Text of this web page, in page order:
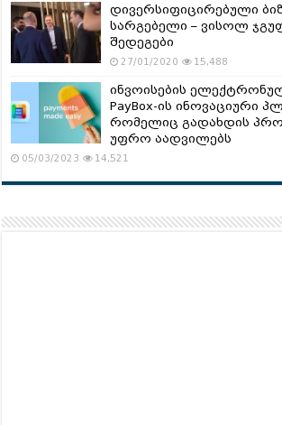
დივერსიფიცირებული
სარგებელი – ვისოლ
შედეგები
27/01/2020 15,488
ინვოისების
PayBox-ის ინოვაციური
რომელიც გადახდის
უფრო აადვილებს
05/03/2023 14,521